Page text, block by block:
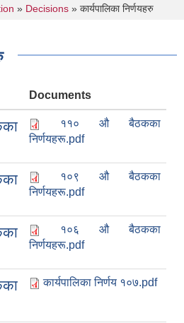
» Decisions » कार्यपालिका निर्णयहरु
Documents
११० औ बैठकका
निर्णयहरू.pdf
१०९ औ बैठकका
निर्णयहरू.pdf
१०६ औ बैठकका
निर्णयहरू.pdf
कार्यपालिका निर्णय १०७.pdf